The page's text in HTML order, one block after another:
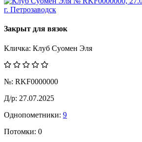
Закрыт для вязок
Кличка: Клуб Суомен Эля
№: RKF0000000
Д/р: 27.07.2025
Однопометники: 9
Потомки: 0